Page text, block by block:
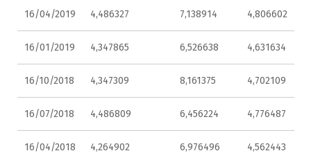
16/04/2019 4,486327 7,138914 4,806602
16/01/2019 4,347865 6,526638 4,631634
16/10/2018 4,347309 8,161375 4,702109
16/07/2018 4,486809 6,456224 4,776487
16/04/2018 4,264902 6,976496 4,562443